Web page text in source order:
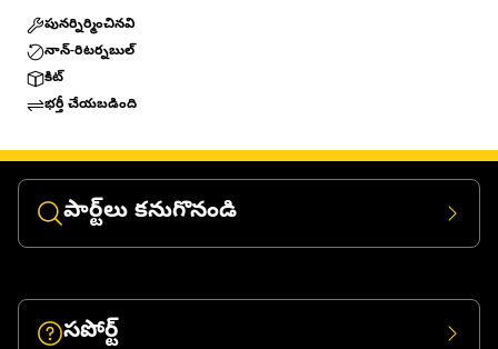
పునర్నిర్మించినవి
నాన్-రిటర్నబుల్
కిట్
భర్తీ చేయబడింది
పార్ట్‌లు కనుగొనండి
సపోర్ట్